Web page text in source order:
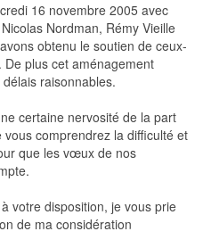
16 novembre 2005 avec
Nordman, Rémy Vieille
obtenu le soutien de ceux-
plus cet aménagement
raisonnables.
certaine nervosité de la part
vous comprendrez la difficulté et
que les vœux de nos
votre disposition, je vous prie
de ma considération